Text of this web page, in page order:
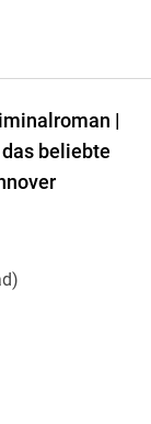
|
beliebte